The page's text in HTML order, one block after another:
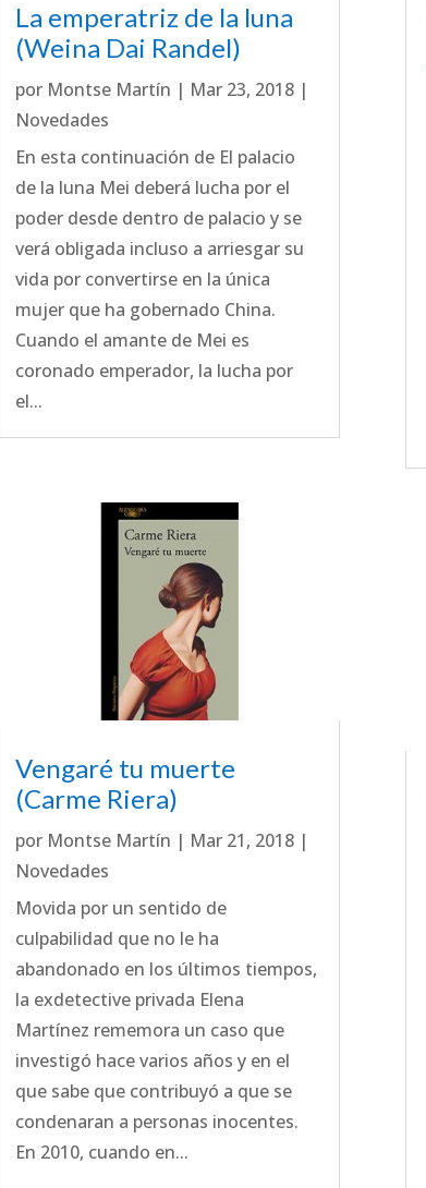
La emperatriz de la luna
(Weina Dai Randel)
por Montse Martín | Mar 23, 2018|
Novedades
En esta continuación de El palacio
de la luna Mei deberá lucha por el
poder desde dentro de palacio y se
verá obligada incluso a arriesgar su
vida por convertirse en la única
mujer que ha gobernado China.
Cuando el amante de Mei es
coronado emperador, la lucha por
el...
Vengaré tu muerte
(Carme Riera)
por Montse Martín | Mar 21, 2018|
Novedades
Movida por un sentido de
culpabilidad que no le ha
abandonado en los últimos tiempos,
la exdetective privada Elena
Martínez rememora un caso que
investigó hace varios años y en el
que sabe que contribuyó a que se
condenaran a personas inocentes.
En 2010, cuando en...